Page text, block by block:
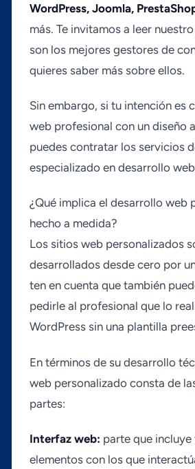
WordPress, Joomla,
más. Te invitamos a leer
son los mejores gestores de
quieres saber más sobre ellos.
Sin embargo, si tu intención es
web profesional con un diseño
puedes contratar los servicios
especializado en desarrollo
¿Qué implica el desarrollo web
hecho a medida?
Los sitios web personalizados
desarrollados desde cero por
ten en cuenta que también
pedirle al profesional que lo
WordPress sin una plantilla
En términos de su desarrollo
web personalizado consta de
partes:
Interfaz web: parte que
elementos con los que